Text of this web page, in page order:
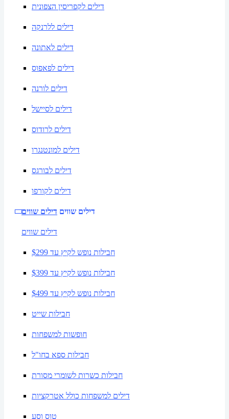
דילים לקפריסין הצפונית
דילים ללרנקה
דילים לאתונה
דילים לפאפוס
דילים לורנה
דילים לסיישל
דילים לרודוס
דילים למונטנגרו
דילים לבורגס
דילים לקורפו
דילים שווים דילים שווים
דילים שווים
חבילות נופש לקיץ עד $299
חבילות נופש לקיץ עד $399
חבילות נופש לקיץ עד $499
חבילות שייט
חופשות למשפחות
חבילות ספא בחו"ל
חבילות כשרות לשומרי מסורת
דילים למשפחות כולל אטרקציות
טוס וסע